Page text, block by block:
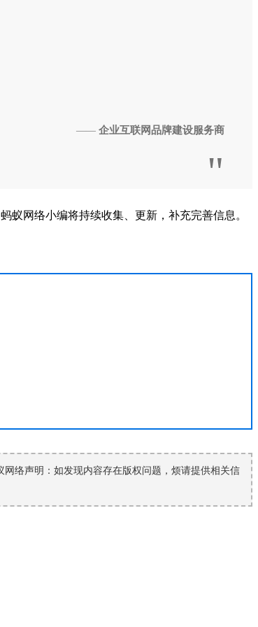
—— 企业互联网品牌建设服务商
"
蚁网络小编将持续收集、更新，补充完善信息。
络声明：如发现内容存在版权问题，烦请提供相关信